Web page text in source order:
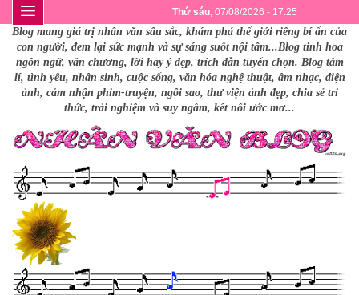
Thứ sáu, 07/08/2026 - 17:25
Blog mang giá trị nhân văn sâu sắc, khám phá thế giới riêng bí ẩn của
con người, đem lại sức mạnh và sự sáng suốt nội tâm...Blog tinh hoa
ngôn ngữ, văn chương, lời hay ý đẹp, trích dẫn tuyển chọn. Blog tâm
lí, tình yêu, nhân sinh, cuộc sống, văn hóa nghệ thuật, âm nhạc, điện
ảnh, cảm nhận phim-truyện, ngôi sao, thư viện ảnh đẹp, chia sẻ tri
thức, trải nghiệm và suy ngẫm, kết nối ước mơ...